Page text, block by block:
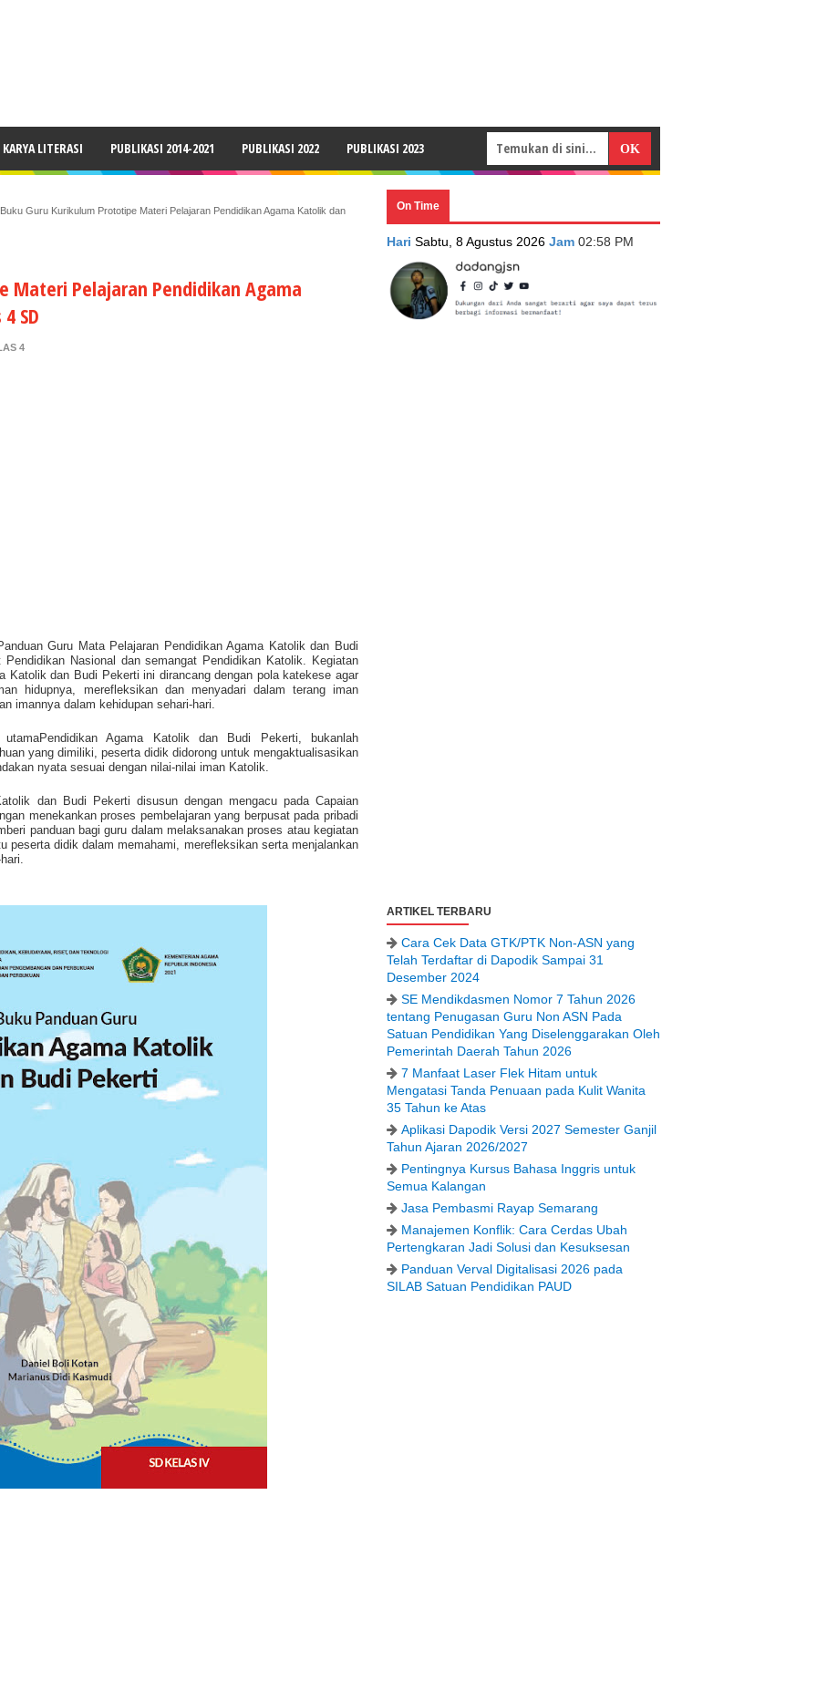
LITERASI PUBLIKASI 2014-2021 PUBLIKASI 2022 PUBLIKASI 2023
Buku Guru Kurikulum Prototipe Materi Pelajaran Pendidikan Agama Katolik dan
Materi Pelajaran Pendidikan Agama
SD
4
Guru Mata Pelajaran Pendidikan Agama Katolik dan Budi
Nasional dan semangat Pendidikan Katolik. Kegiatan
Katolik dan Budi Pekerti ini dirancang dengan pola katekese agar
hidupnya, merefleksikan dan menyadari dalam terang iman
imannya dalam kehidupan sehari-hari.
Agama Katolik dan Budi Pekerti, bukanlah
yang dimiliki, peserta didik didorong untuk mengaktualisasikan
nyata sesuai dengan nilai-nilai iman Katolik.
dan Budi Pekerti disusun dengan mengacu pada Capaian
menekankan proses pembelajaran yang berpusat pada pribadi
panduan bagi guru dalam melaksanakan proses atau kegiatan
peserta didik dalam memahami, merefleksikan serta menjalankan
On Time
Hari Sabtu, 8 Agustus 2026 Jam 02:58 PM
ARTIKEL TERBARU
Cara Cek Data GTK/PTK Non-ASN yang
Telah Terdaftar di Dapodik Sampai 31
Desember 2024
SE Mendikdasmen Nomor 7 Tahun 2026
tentang Penugasan Guru Non ASN Pada
Satuan Pendidikan Yang Diselenggarakan Oleh
Pemerintah Daerah Tahun 2026
7 Manfaat Laser Flek Hitam untuk
Mengatasi Tanda Penuaan pada Kulit Wanita
35 Tahun ke Atas
Aplikasi Dapodik Versi 2027 Semester Ganjil
Tahun Ajaran 2026/2027
Pentingnya Kursus Bahasa Inggris untuk
Semua Kalangan
Jasa Pembasmi Rayap Semarang
Manajemen Konflik: Cara Cerdas Ubah
Pertengkaran Jadi Solusi dan Kesuksesan
Panduan Verval Digitalisasi 2026 pada
SILAB Satuan Pendidikan PAUD